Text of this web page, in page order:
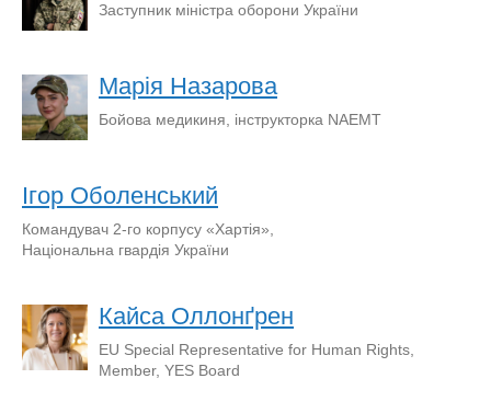
Заступник міністра оборони України
Марія Назарова
Бойова медикиня, інструкторка NAEMT
Ігор Оболенський
Командувач 2-го корпусу «Хартія»,
Національна гвардія України
Кайса Оллонґрен
EU Special Representative for Human Rights,
Member, YES Board